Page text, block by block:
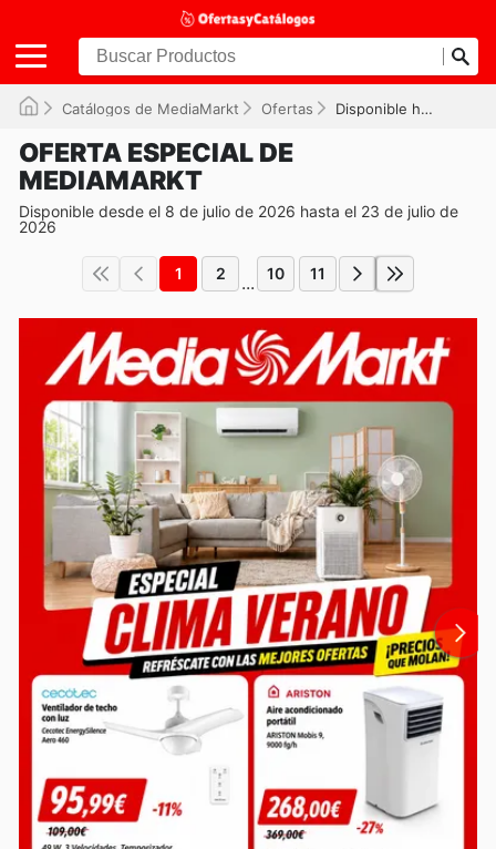
Catálogos de MediaMarkt Ofertas Disponible hasta el 23/07/2026
OFERTA ESPECIAL DE
MEDIAMARKT
Disponible desde el 8 de julio de 2026 hasta el 23 de julio de
2026
1 2 ... 10 11